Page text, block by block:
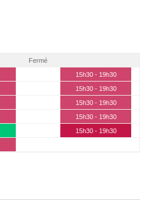
Fermé
15h30 - 19h30
15h30 - 19h30
15h30 - 19h30
15h30 - 19h30
15h30 - 19h30